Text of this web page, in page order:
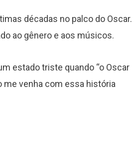
décadas no palco do Oscar.
ao gênero e aos músicos.
estado triste quando “o Oscar
me venha com essa história